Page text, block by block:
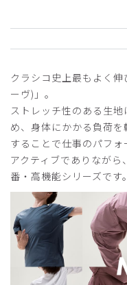
ご購入者様
購入確認済み
年齢:60代 身長: 156-
軽くてスッキリ
軽くて伸縮性があり、
す。
商品：
L70レディー
チャコールグレー/XL
クラシコ史上最もよく
ーヴ)」。
ストレッチ性のある生
め、身体にかかる負荷
することで仕事のパフォ
アクティブでありなが
番・高機能シリーズです。